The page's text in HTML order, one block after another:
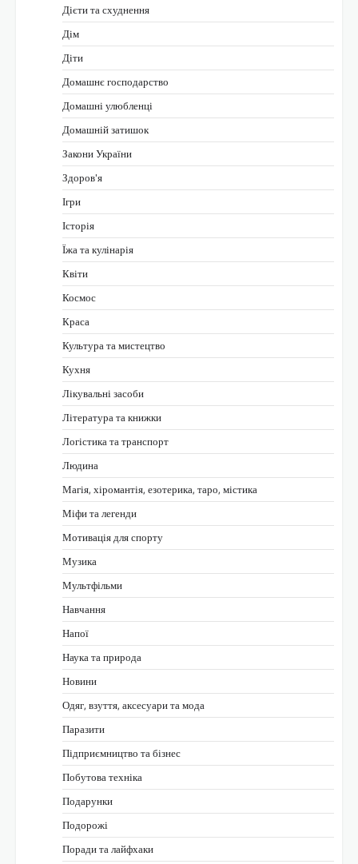
Дієти та схуднення
Дім
Діти
Домашнє господарство
Домашні улюбленці
Домашній затишок
Закони України
Здоров'я
Ігри
Історія
Їжа та кулінарія
Квіти
Космос
Краса
Культура та мистецтво
Кухня
Лікувальні засоби
Література та книжки
Логістика та транспорт
Людина
Магія, хіромантія, езотерика, таро, містика
Міфи та легенди
Мотивація для спорту
Музика
Мультфільми
Навчання
Напої
Наука та природа
Новини
Одяг, взуття, аксесуари та мода
Паразити
Підприємництво та бізнес
Побутова техніка
Подарунки
Подорожі
Поради та лайфхаки